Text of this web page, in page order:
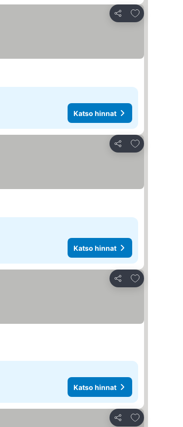
Jaa
Lisää
Katso hinnat
Jaa
Lisää
Katso hinnat
Jaa
Lisää
Katso hinnat
Jaa
Lisää